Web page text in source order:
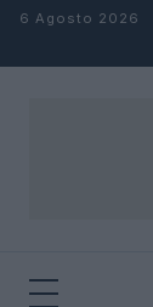
Salta al
6 Agosto 2026